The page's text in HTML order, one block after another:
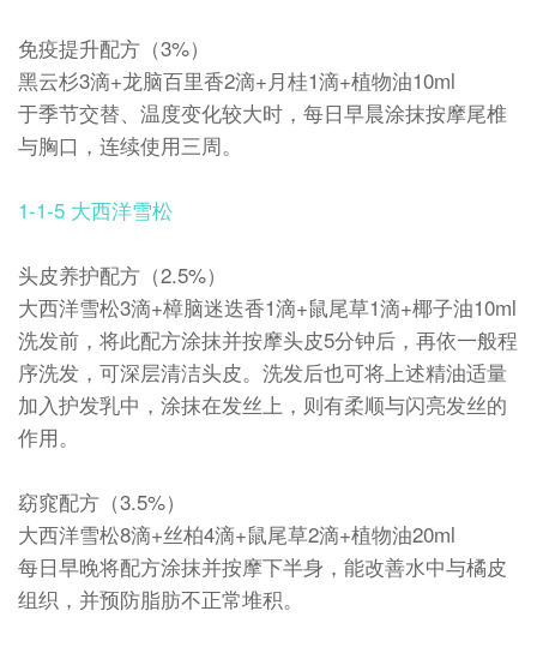
免疫提升配方（3%）
黑云杉3滴+龙脑百里香2滴+月桂1滴+植物油10ml
于季节交替、温度变化较大时，每日早晨涂抹按摩尾椎
与胸口，连续使用三周。
1-1-5 大西洋雪松
头皮养护配方（2.5%）
大西洋雪松3滴+樟脑迷迭香1滴+鼠尾草1滴+椰子油10ml
洗发前，将此配方涂抹并按摩头皮5分钟后，再依一般程
序洗发，可深层清洁头皮。洗发后也可将上述精油适量
加入护发乳中，涂抹在发丝上，则有柔顺与闪亮发丝的
作用。
窈窕配方（3.5%）
大西洋雪松8滴+丝柏4滴+鼠尾草2滴+植物油20ml
每日早晚将配方涂抹并按摩下半身，能改善水中与橘皮
组织，并预防脂肪不正常堆积。